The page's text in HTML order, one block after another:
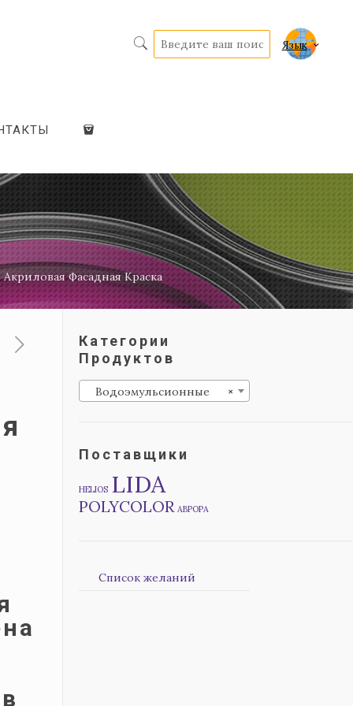
Язык
Фасадная Краска
Категории
Продуктов
×
Водоэмульсионные
Поставщики
HELIOS LIDA
POLYCOLOR АВРОРА
Список желаний